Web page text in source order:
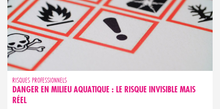
RISQUES PROFESSIONNELS
DANGER EN MILIEU AQUATIQUE : LE RISQUE INVISIBLE MAIS
RÉEL